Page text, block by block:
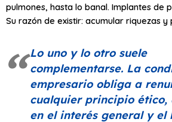
pulmones, hasta lo banal. Implantes de
Su razón de existir: acumular riquezas y
Lo uno y lo otro suele
complementarse. La
empresario obliga a
cualquier principio ético,
en el interés general y el